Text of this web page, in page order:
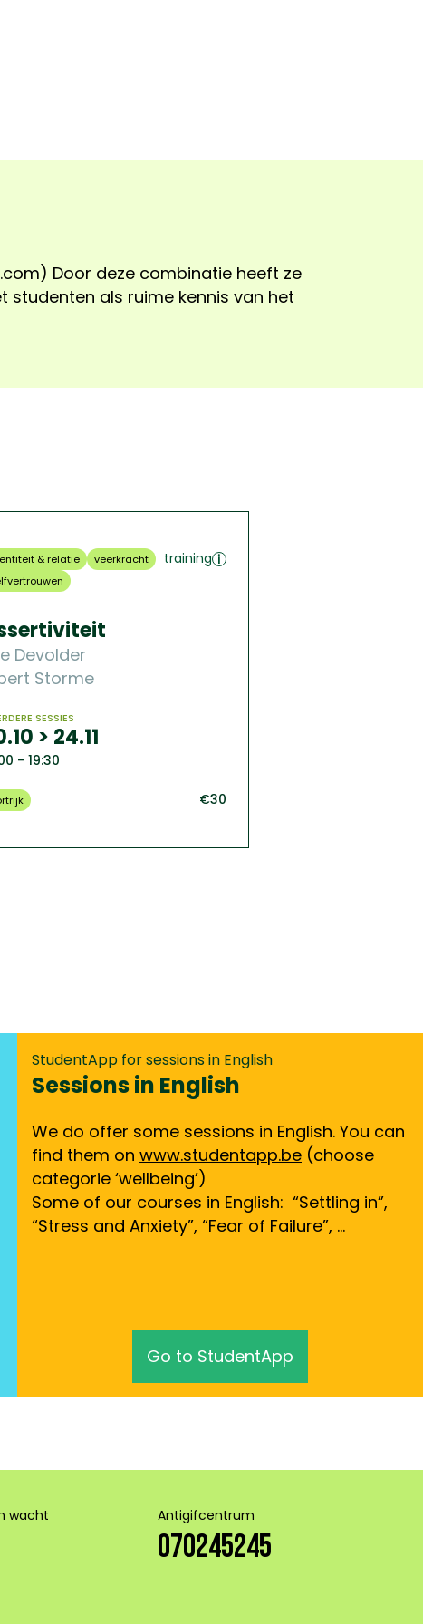
& relatie
veerkracht
training
Devolder
Storme
SESSIES
> 24.11
- 19:30
€30
StudentApp for sessions in English
Sessions in English
We do offer some sessions in English. You can
find them on www.studentapp.be (choose
categorie ‘wellbeing’)
Some of our courses in English: “Settling in”,
“Stress and Anxiety”, “Fear of Failure”, …
Go to StudentApp
wacht Antigifcentrum
070245245